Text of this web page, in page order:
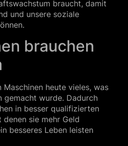
braucht, damit
und unsere soziale
brauchen
Maschinen heute vieles, was
gemacht wurde. Dadurch
in besser qualifizierten
sie mehr Geld
besseres Leben leisten